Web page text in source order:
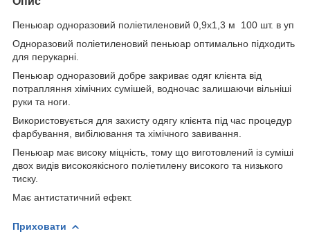
Пеньюар одноразовий поліетиленовий 0,9х1,3 м 100 шт. в уп
Одноразовий поліетиленовий пеньюар оптимально підходить
для перукарні.
Пеньюар одноразовий добре закриває одяг клієнта від
потрапляння хімічних сумішей, водночас залишаючи вільніші
руки та ноги.
Використовується для захисту одягу клієнта під час процедур
фарбування, вибілювання та хімічного завивання.
Пеньюар має високу міцність, тому що виготовлений із суміші
двох видів високоякісного поліетилену високого та низького
тиску.
Має антистатичний ефект.
Приховати